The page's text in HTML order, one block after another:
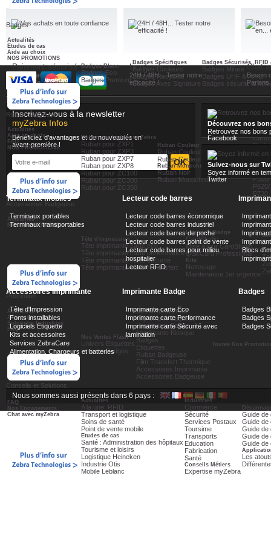
Badges
Actualités
Etudes de cas
Aide au choix
NOS PROMOTIONS
Badges Blanc
Badges Eco
Badges Premium
Badges Spécifiques
Badges Couleurs
Badges Recycles
Badges Avec Signature
Badges Sécurisés, RFID
Badges Mifare
Badges UHF & RFID
Badges sécurité &
Ruban Badgeuse
Actualités
Aide au choix
FAQ
NOS PROMOTIONS
Ruban par badgeuse Zebra
Ruban pour ZXP1
Ruban pour ZXP3
Ruban pour ZXP7
Ruban pour ZXP8
Ruban pour ZC100
Ruban pour ZC300
Ruban pour ZC350
Ruban Couleur
Ruban Couleur YMCKO
Ruban Couleur YMCKO i-Séries
Ruban Monochrome & noir
Ruban Noir
Ruban Monochrome
Films
P720
Accessoires Badgeuse
Actualités
NOS PROMOTIONS
Tête d'impression
Tête imprimante carte éco
Tête imprimante carte performance
Tête imprimante carte sécurité
Tête imprimante carte retransfert
Logiciels Badge
CardStudio
Mise à jour CardStudio
QuikCard Professional
Kits
Nettoyage
Maintenance 1er urgence
Promotion
Actualités
Aide au choix
Solutions Industries
FAQ
Nos Ventes Flash
Univers Etiquettes
Univers Badges
Nos Meilleurs Prix
Imprimante Etiquette
Imprimante Badge
Imprimante Kiosque
Badges
Etiquettes
Ruban Badgeuse
Film Transfert Thermique
Accessoires Imprimante
Accessoires Badgeuse
Toutes Nos
Conseils et Solutions
FAQ
Nos Engagements
Chat avec myZebra
Actualités
A la une: RFID
Transport et logistique
Soins de santé
Point de vente mobile
Etudes de cas
Santé : Administration des hôpitaux
Tourisme et loisirs
Logistique Heineken
Industrie Otis
Mobile Leblanc
Industries
Commerce
Sécurité
Services Postaux
Toursime
Transports
Education
Fabrication
Santé
Conseils Métiers
Expertise myZebra
Guide de
Guide de
Guide de
Guide de
Guide de
Les
Paiement sécurisé
Vos achats en toute
confiance
Livraison
24H / 48H... Tester notre
efficacité !
Chat
Besoin
Parlons
Inscrivez-vous à la newsletter
myZebra Infos
Bénéficiez d’avantages et de nouveautés en
avant-première !
Découvrez nos
Retrouvez nos bons
Facebook
Suivez-nous sur
Soyez informé en
Twitter
Terminaux mobiles
Terminaux portables
Terminaux transportables
Lecteur code barres
Lecteur code barres économique
Lecteur code barres industriel
Lecteur code barres de poche
Lecteur code barres point de vente
Lecteur code barres pour milieu
hospitalier
Lecteur RFID
Blocs
Accessoires Imprimante
Tête d'Impression
Fonts installables
Logiciels Etiquette
Kits et accessoires
Services ZebraCare
Alimentation, Chargeurs et batteries
Imprimante Badge
Imprimante carte Eco
Imprimante carte Performance
Imprimante carte Sécurité avec
lamination
Badges
Badges
Badges
Badges
Nous sommes aussi présents dans 6 pays :